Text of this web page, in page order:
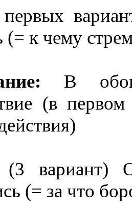
(= к чему
В
(в
вариант)
(= за что